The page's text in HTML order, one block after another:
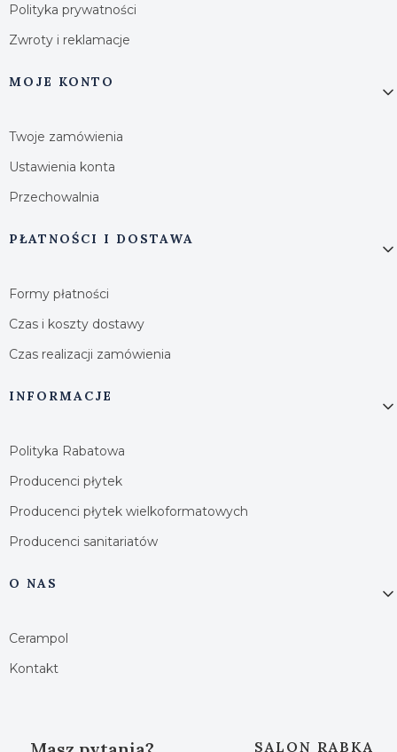
Polityka prywatności
Zwroty i reklamacje
MOJE KONTO
Twoje zamówienia
Ustawienia konta
Przechowalnia
PŁATNOŚCI I DOSTAWA
Formy płatności
Czas i koszty dostawy
Czas realizacji zamówienia
INFORMACJE
Polityka Rabatowa
Producenci płytek
Producenci płytek wielkoformatowych
Producenci sanitariatów
O NAS
Cerampol
Kontakt
SALON RABKA